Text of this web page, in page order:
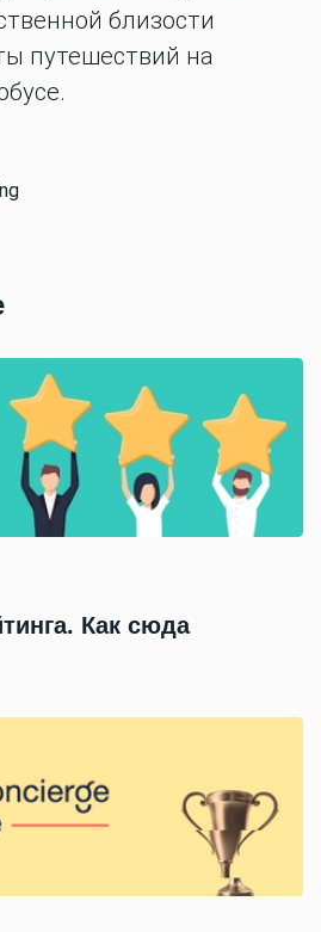
близости
путешествий на
Как сюда